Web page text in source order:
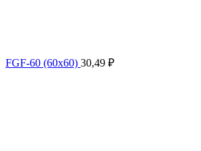
FGF-60 (60х60) 30,49 ₽